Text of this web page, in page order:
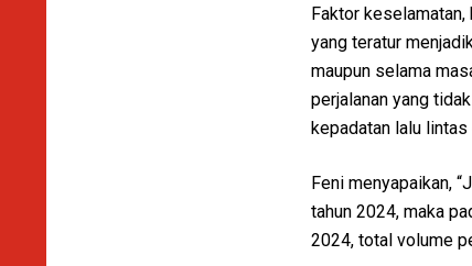
Faktor keselamatan,
yang teratur
maupun selama
perjalanan yang
kepadatan lalu lintas
Feni menyapaikan,
tahun 2024, maka
2024, total volume